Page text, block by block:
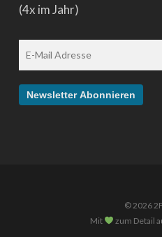
(4x im Jahr)
© 2026
Mit
zum Detail